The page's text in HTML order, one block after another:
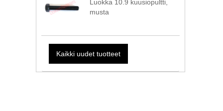
Luokka 10.9 kuusiopultti,
musta
Kaikki uudet tuotteet